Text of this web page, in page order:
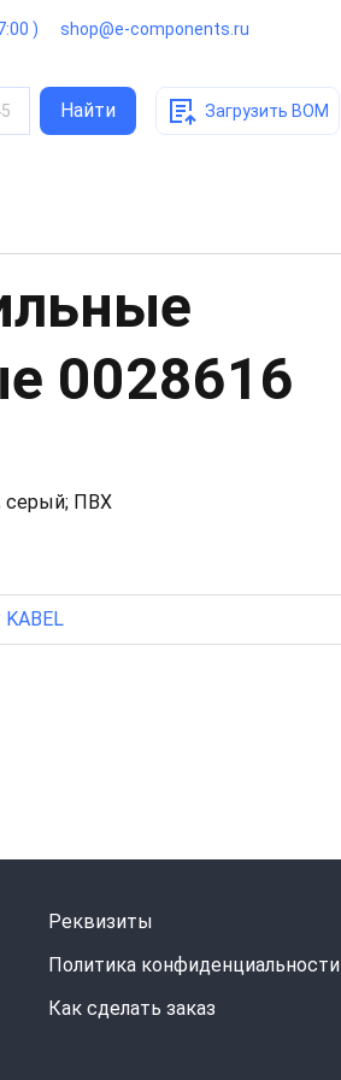
) shop@e-components.ru
Найти Загрузить BOM
0028616
серый; ПВХ
KABEL
Реквизиты
Политика конфиденциальности
Как сделать заказ